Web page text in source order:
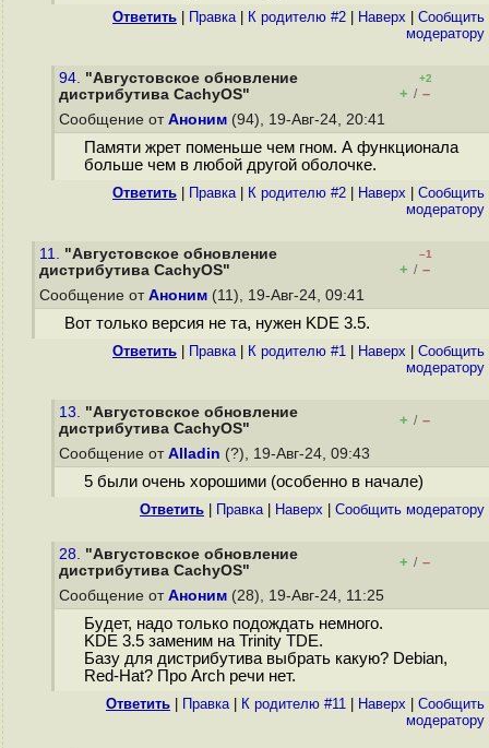
Ответить Правка| К родителю #2 Наверх
Cообщить
модератору
94. "Августовское обновление
дистрибутива CachyOS"
+2
+ / –
Сообщение от Аноним (94), 19-Авг-24, 20:41
Памяти жрет поменьше чем гном. А функционала
больше чем в любой другой оболочке.
Ответить Правка| К родителю #2 Наверх
Cообщить
модератору
11. "Августовское обновление
дистрибутива CachyOS"
–1
+ / –
Сообщение от Аноним (11), 19-Авг-24, 09:41
Вот только версия не та, нужен KDE 3.5.
Ответить Правка| К родителю #1 Наверх
Cообщить
модератору
13. "Августовское обновление
дистрибутива CachyOS"
+ / –
Сообщение от Alladin (?), 19-Авг-24, 09:43
5 были очень хорошими (особенно в начале)
Ответить Правка| Наверх Cообщить модератору
28. "Августовское обновление
дистрибутива CachyOS"
+ / –
Сообщение от Аноним (28), 19-Авг-24, 11:25
Будет, надо только подождать немного.
KDE 3.5 заменим на Trinity TDE.
Базу для дистрибутива выбрать какую? Debian,
Red-Hat? Про Arch речи нет.
Ответить Правка| К родителю #11 Наверх
Cообщить
модератору